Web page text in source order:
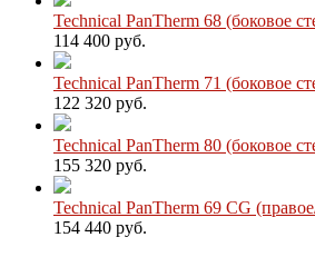
Technical PanTherm 68 (боковое
114 400 руб.
Technical PanTherm 71 (боковое
122 320 руб.
Technical PanTherm 80 (боковое
155 320 руб.
Technical PanTherm 69 CG
154 440 руб.